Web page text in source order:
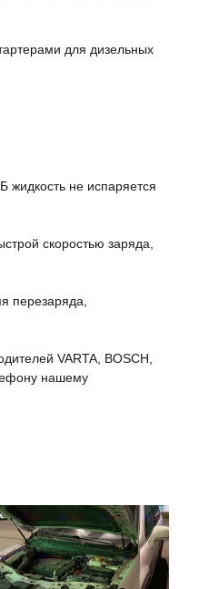
для дизельных
жидкость не испаряется
скоростью заряда,
перезаряда,
VARTA, BOSCH,
нашему